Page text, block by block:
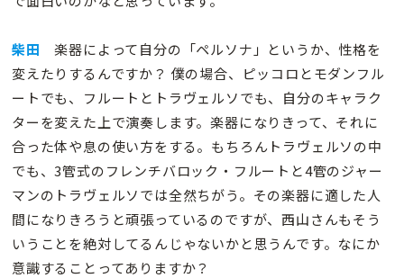
柴田 楽器によって自分の「ペルソナ」というか、性格を
変えたりするんですか？ 僕の場合、ピッコロとモダンフル
ートでも、フルートとトラヴェルソでも、自分のキャラク
ターを変えた上で演奏します。楽器になりきって、それに
合った体や息の使い方をする。もちろんトラヴェルソの中
でも、3管式のフレンチバロック・フルートと4管のジャー
マンのトラヴェルソでは全然ちがう。その楽器に適した人
間になりきろうと頑張っているのですが、西山さんもそう
いうことを絶対してるんじゃないかと思うんです。なにか
意識することってありますか？